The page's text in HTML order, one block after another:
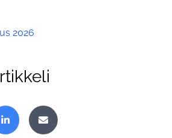
2026
Jaa LinkedInissäJaa sähköpostitse